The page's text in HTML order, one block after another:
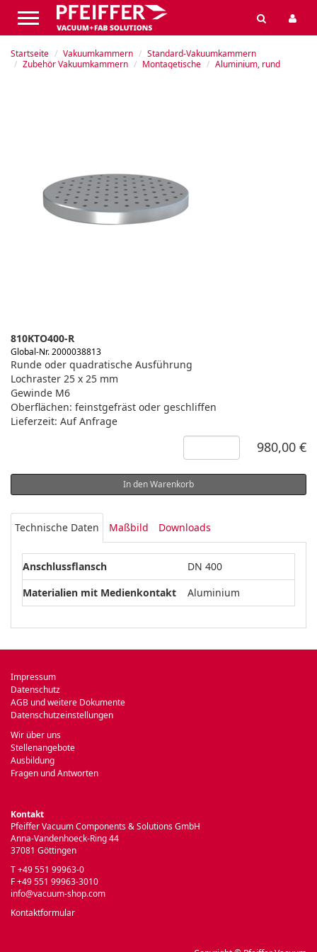
Startseite Vakuumkammern
Standard-Vakuumkammern
Zubehör Vakuumkammern
Montagetische Aluminium, rund
810KTO400-R
Global-Nr. 2000038813
Runde oder quadratische Ausführung
Lochraster 25 x 25 mm
Gewinde M6
Oberflächen: feinstgefräst oder geschliffen
Lieferzeit: Auf Anfrage
980,00 €
In den Warenkorb
Technische Daten Maßbild Downloads
Anschlussflansch
DN 400
Materialien mit Medienkontakt
Aluminium
Impressum
Datenschutz
AGB und weitere Dokumente
Datenschutzeinstellungen
Wir über uns
Stellenangebote
Ausbildung
Fragen und Antworten
Kontakt
Pfeiffer Vacuum Components & Solutions GmbH
Anna-Vandenhoeck-Ring 44
37081 Göttingen
T +49 551 99963-0
F +49 551 99963-3010
info@vacuum-shop.com
Kontaktformular